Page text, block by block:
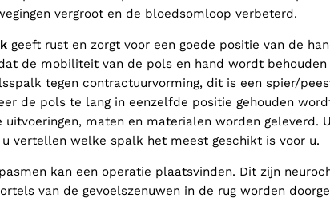
vergroot en de bloedsomloop verbeterd.
geeft rust en zorgt voor een goede positie van de
de mobiliteit van de pols en hand wordt behouden
tegen contractuurvorming, dit is een spier/
de pols te lang in eenzelfde positie gehouden
uitvoeringen, maten en materialen worden geleverd.
u vertellen welke spalk het meest geschikt is voor u.
kan een operatie plaatsvinden. Dit zijn
van de gevoelszenuwen in de rug worden